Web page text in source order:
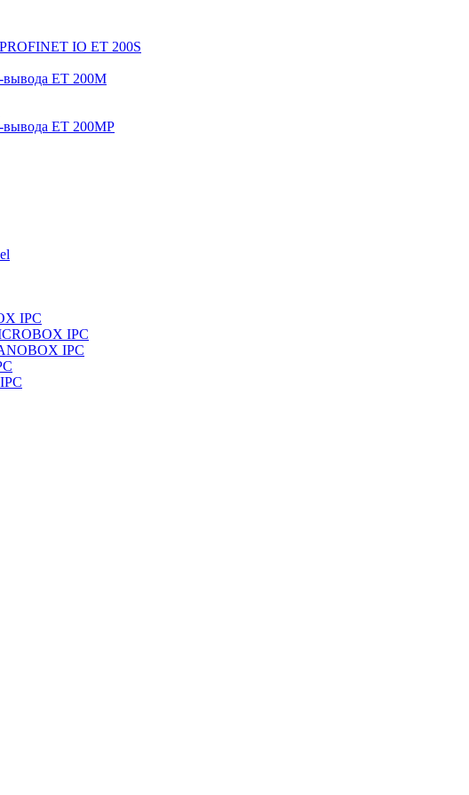
IO ET 200S
вывода ET 200M
ET 200MP
IPC
IPC
IPC